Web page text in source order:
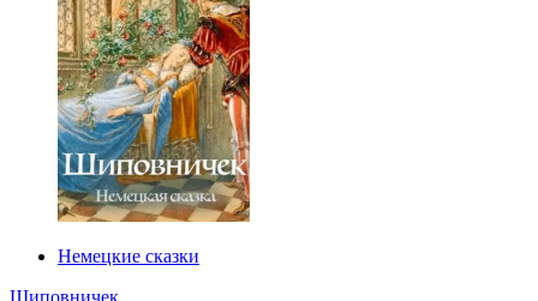
Немецкие сказки